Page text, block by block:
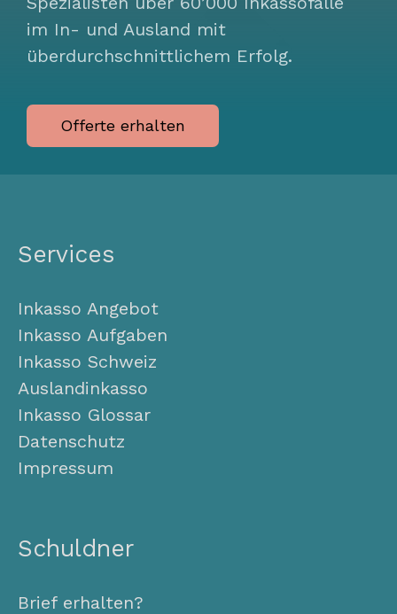
im In- und Ausland mit
überdurchschnittlichem Erfolg.
Offerte erhalten
Services
Inkasso Angebot
Inkasso Aufgaben
Inkasso Schweiz
Auslandinkasso
Inkasso Glossar
Datenschutz
Impressum
Schuldner
Brief erhalten?